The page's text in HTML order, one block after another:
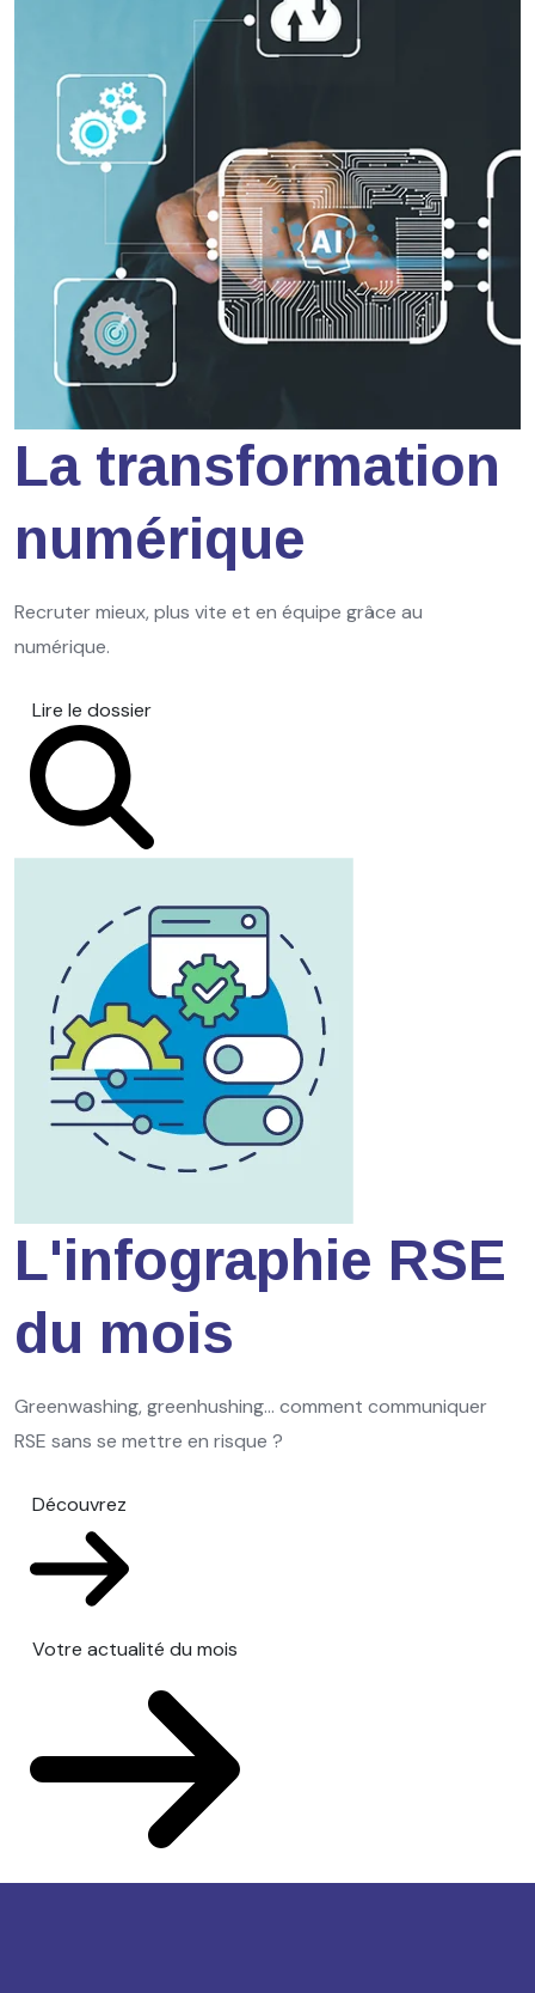
La transformation
numérique
Recruter mieux, plus vite et en équipe grâce au
numérique.
Lire le dossier
L'infographie RSE
du mois
Greenwashing, greenhushing… comment communiquer
RSE sans se mettre en risque ?
Découvrez
Votre actualité du mois